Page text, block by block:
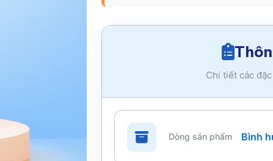
Chi tiết các
Dòng sản phẩm Bình